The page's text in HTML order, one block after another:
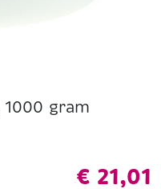
gram
€ 21,01